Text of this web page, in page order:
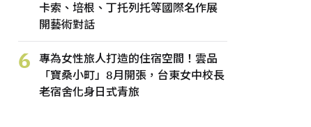
卡索、培根、丁托列托等國際名作展
開藝術對話
6
專為女性旅人打造的住宿空間！雲品
「寶桑小町」8月開張，台東女中校長
老宿舍化身日式青旅